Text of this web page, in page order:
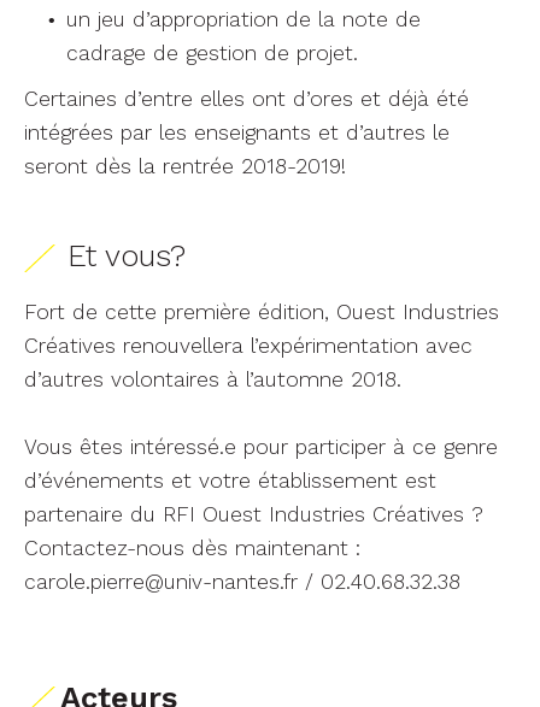
un jeu d’appropriation de la note de
cadrage de gestion de projet.
Certaines d’entre elles ont d’ores et déjà été
intégrées par les enseignants et d’autres le
seront dès la rentrée 2018-2019!
Et vous?
Fort de cette première édition, Ouest Industries
Créatives renouvellera l’expérimentation avec
d’autres volontaires à l’automne 2018.
Vous êtes intéressé.e pour participer à ce genre
d’événements et votre établissement est
partenaire du RFI Ouest Industries Créatives ?
Contactez-nous dès maintenant :
carole.pierre@univ-nantes.fr / 02.40.68.32.38
Acteurs